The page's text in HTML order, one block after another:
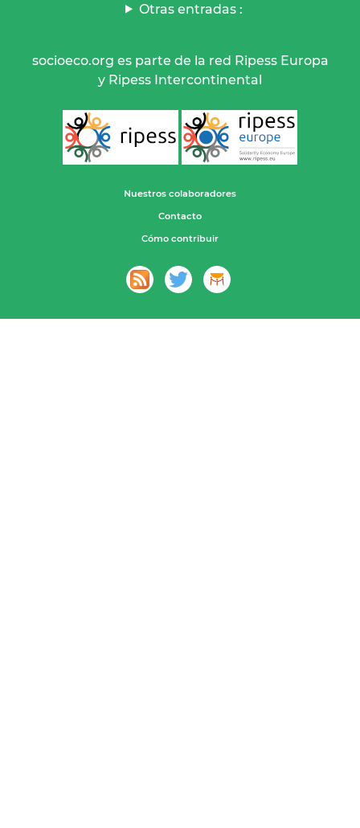
Otras entradas :
socioeco.org es parte de la red Ripess Europa
y Ripess Intercontinental
Nuestros colaboradores
Contacto
Cómo contribuir